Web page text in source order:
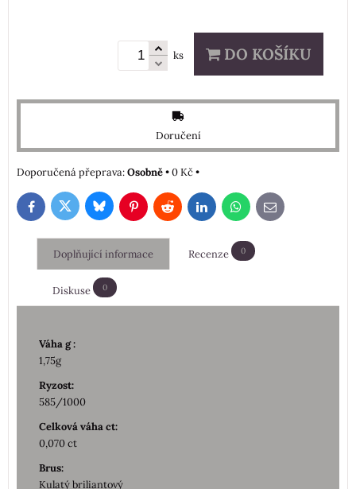
ks DO KOŠÍKU
Doručení
Osobně•0 Kč•
FacebookTwitterBlueskyPinterestRedditLinkedInWhatsApp
E-
mail
Doplňující informace Recenze 0
Diskuse 0
Váha g :
1,75g
Ryzost:
585/1000
Celková váha ct:
0,070 ct
Brus:
Kulatý briliantový